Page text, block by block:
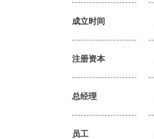
成立时间
注册资本
总经理
员工